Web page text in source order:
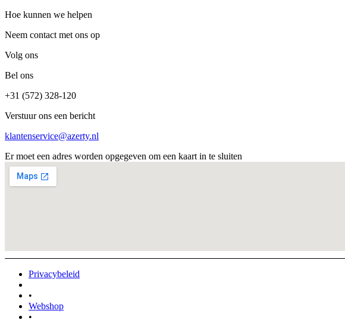
Hoe kunnen we helpen
Neem contact met ons op
Volg ons
Bel ons
+31 (572) 328-120
Verstuur ons een bericht
klantenservice@azerty.nl
Er moet een adres worden opgegeven om een kaart in te sluiten
Privacybeleid
•
Webshop
•